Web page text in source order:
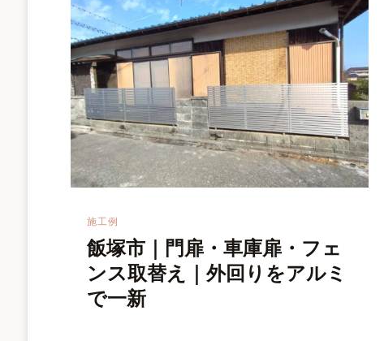
施工例
飯塚市｜門扉・車庫扉・フェ
ンス取替え｜外回りをアルミ
で一新